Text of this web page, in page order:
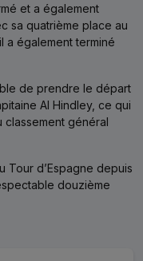
et a également
sa quatrième place au
a également terminé
de prendre le départ
AI Hindley, ce qui
général
Tour d’Espagne depuis
douzième